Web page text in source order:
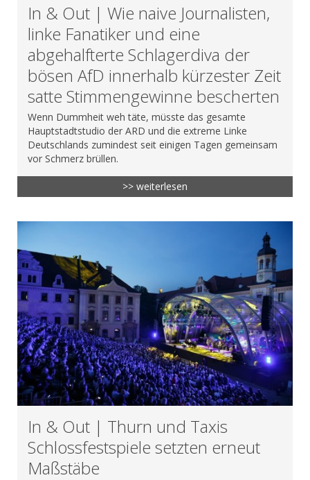
In & Out | Wie naive Journalisten,
linke Fanatiker und eine
abgehalfterte Schlagerdiva der
bösen AfD innerhalb kürzester Zeit
satte Stimmengewinne bescherten
Wenn Dummheit weh täte, müsste das gesamte
Hauptstadtstudio der ARD und die extreme Linke
Deutschlands zumindest seit einigen Tagen gemeinsam
vor Schmerz brüllen.
>> weiterlesen
In & Out | Thurn und Taxis
Schlossfestspiele setzten erneut
Maßstäbe